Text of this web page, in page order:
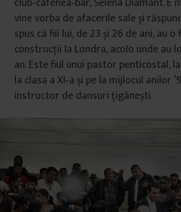
vine vorba de afacerile sale și
spus că fiii lui, de 23 și 26 de ani, au
construcții la Londra, acolo unde au
an. Este fiul unui pastor penticostal,
la clasa a XI‑a și pe la mijlocul anilor
instructor de dansuri țigănești.